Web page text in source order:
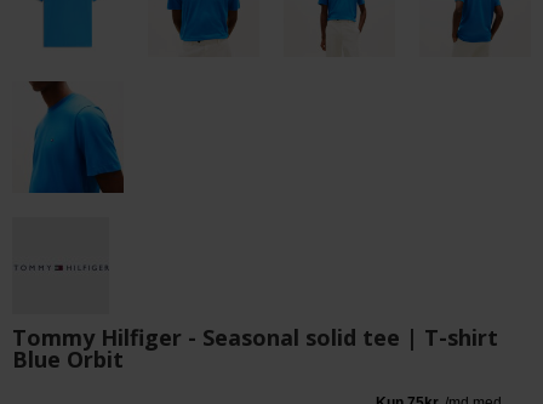
Tommy Hilfiger - Seasonal solid tee | T-shirt
Blue Orbit